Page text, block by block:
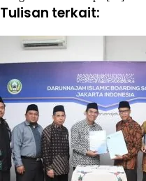
Tulisan terkait: